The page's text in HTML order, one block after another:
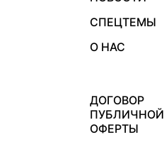
СПЕЦТЕМЫ
О НАС
ДОГОВОР
ПУБЛИЧНОЙ
ОФЕРТЫ